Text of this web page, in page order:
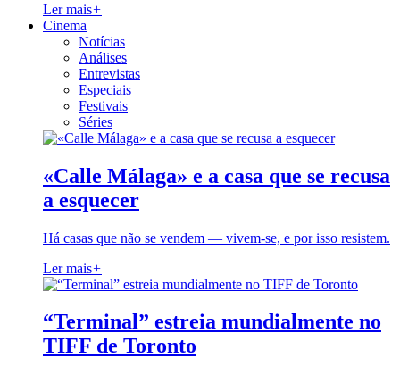
Ler mais+
Cinema
Notícias
Análises
Entrevistas
Especiais
Festivais
Séries
«Calle Málaga» e a casa que se recusa
a esquecer
Há casas que não se vendem — vivem-se, e por isso resistem.
Ler mais+
“Terminal” estreia mundialmente no
TIFF de Toronto